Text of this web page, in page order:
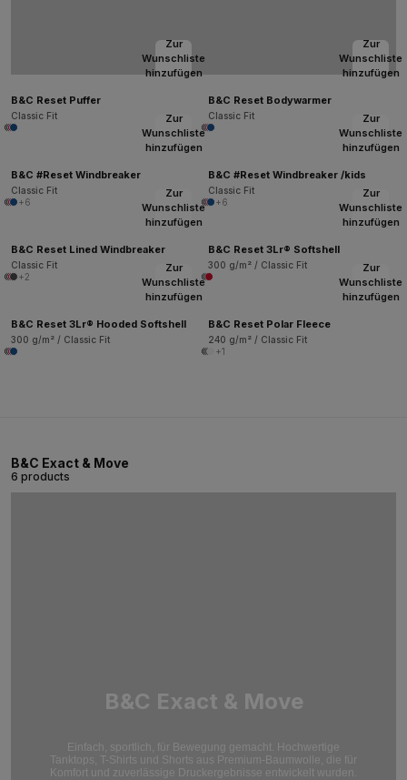
Zur
Wunschliste
hinzufügen
B&C Reset Puffer
Classic Fit
Zur
Wunschliste
hinzufügen
B&C Reset Bodywarmer
Classic Fit
Zur
Wunschliste
hinzufügen
B&C #Reset Windbreaker
Classic Fit
+6
Zur
Wunschliste
hinzufügen
B&C #Reset Windbreaker /kids
Classic Fit
+6
Zur
Wunschliste
hinzufügen
B&C Reset Lined Windbreaker
Classic Fit
+2
Zur
Wunschliste
hinzufügen
B&C Reset 3Lr® Softshell
300 g/m² / Classic Fit
Zur
Wunschliste
hinzufügen
B&C Reset 3Lr® Hooded Softshell
300 g/m² / Classic Fit
Zur
Wunschliste
hinzufügen
B&C Reset Polar Fleece
240 g/m² / Classic Fit
+1
B&C Exact & Move
6 products
B&C Exact & Move
Einfach, sportlich, für Bewegung gemacht. Hochwertige
Tanktops, T-Shirts und Shorts aus Premium-Baumwolle, die für
Komfort und zuverlässige Druckergebnisse entwickelt wurden.